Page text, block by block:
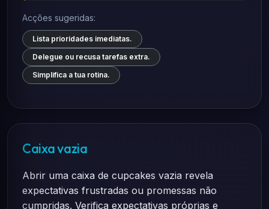
Acções sugeridas:
Lista prioridades imediatas.
Delegue ou recusa tarefas extra.
Simplifica a tua rotina.
Caixa vazia
Abrir uma caixa de cupcakes vazia revela
expectativas frustradas ou promessas não
cumpridas. Verifica expectativas próprias e